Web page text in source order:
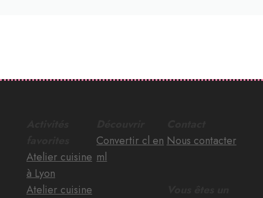
Atelier cuisine
à Lyon
Atelier cuisine
Convertir cl en
ml
Nous contacter